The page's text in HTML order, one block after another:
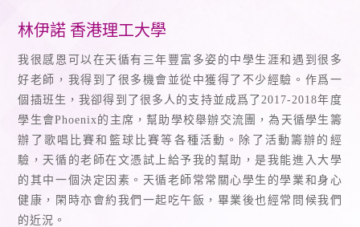
林伊諾 香港理工大學
我很感恩可以在天循有三年豐富多姿的中學生涯和遇到很多
好老師，我得到了很多機會並從中獲得了不少經驗。作爲一
個插班生，我卻得到了很多人的支持並成爲了2017-2018年度
學生會Phoenix的主席，幫助學校舉辦交流團，為天循學生籌
辦了歌唱比賽和籃球比賽等各種活動。除了活動籌辦的經
驗，天循的老師在文憑試上給予我的幫助，是我能進入大學
的其中一個決定因素。天循老師常常關心學生的學業和身心
健康，閑時亦會約我們一起吃午飯，畢業後也經常問候我們
的近況。